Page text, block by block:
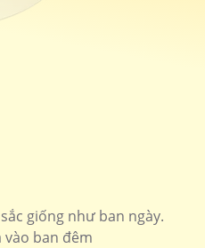
giống như ban ngày.
ban đêm